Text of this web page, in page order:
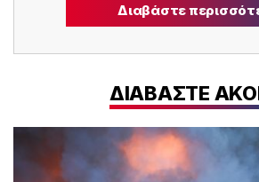
Διαβάστε
ΔΙΑΒΑΣΤΕ